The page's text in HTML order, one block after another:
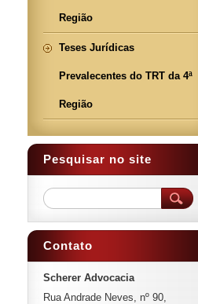
Região
Teses Jurídicas
Prevalecentes do TRT da 4ª
Região
Pesquisar no site
Contato
Scherer Advocacia
Rua Andrade Neves, nº 90,